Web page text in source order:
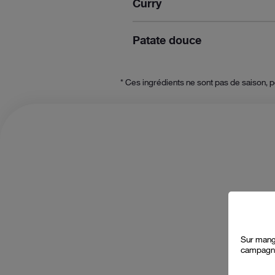
Curry
Patate douce
* Ces ingrédients ne sont pas de saison,
2
Sur